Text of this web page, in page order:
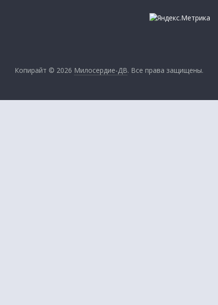
Копирайт © 2026 Милосердие-ДВ. Все права защищены.